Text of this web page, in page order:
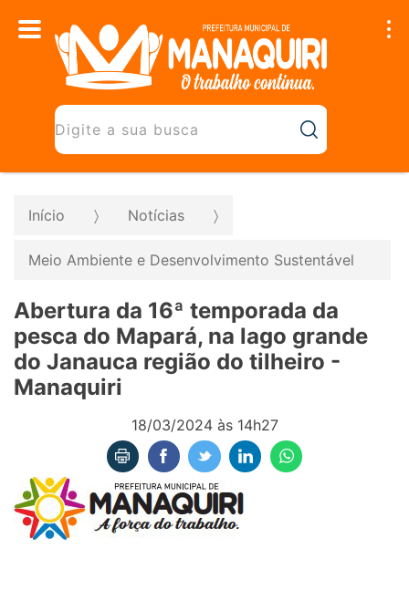
Início Notícias
Meio Ambiente e Desenvolvimento Sustentável
Abertura da 16ª temporada da
pesca do Mapará, na lago grande
do Janauca região do tilheiro -
Manaquiri
18/03/2024 às 14h27